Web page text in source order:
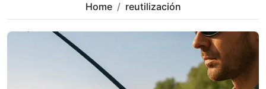
Home reutilización